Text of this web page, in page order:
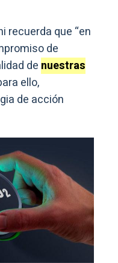
recuerda que “en
de
de nuestras
ello,
de acción